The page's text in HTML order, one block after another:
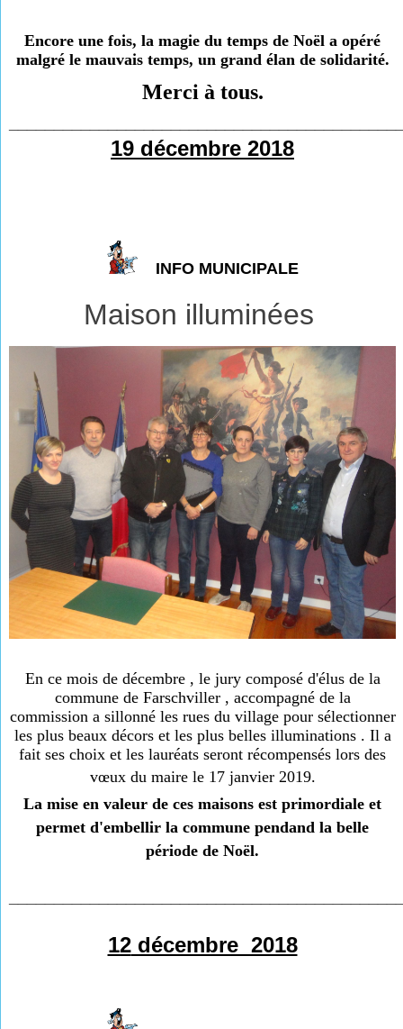
Encore une fois, la magie du temps de Noël a opéré
malgré le mauvais temps, un grand élan de solidarité.
Merci à tous.
19 décembre 2018
INFO MUNICIPALE
Maison illuminées
En ce mois de décembre , le jury composé d'élus de la
commune de Farschviller , accompagné de la
commission a sillonné les rues du village pour sélectionner
les plus beaux décors et les plus belles illuminations . Il a
fait ses choix et les lauréats seront récompensés lors des
vœux du maire le 17 janvier 2019.
La mise en valeur de ces maisons est primordiale et
permet d'embellir la commune pendand la belle
période de Noël.
12décembre 2018